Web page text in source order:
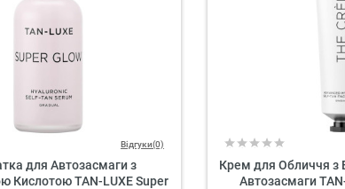
Відгуки(0)
для Автозасмаги з
Кислотою TAN-LUXE Super
Крем для Обличчя з
Автозасмаги